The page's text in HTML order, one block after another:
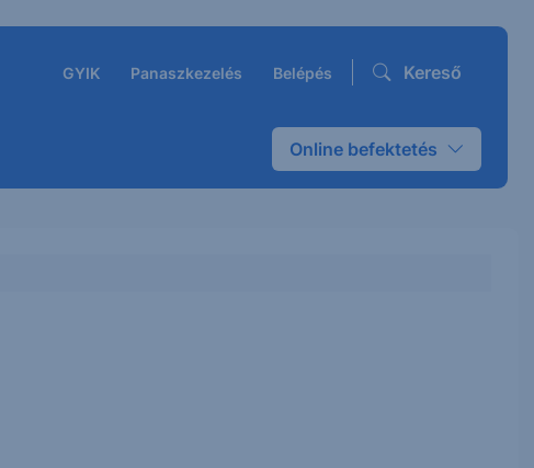
GYIK Panaszkezelés Belépés Kereső
Online befektetés